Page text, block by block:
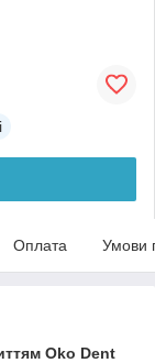
Оплата Умови
Oko Dent